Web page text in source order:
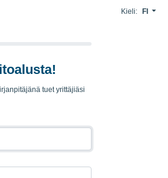
Kieli: FI
tuet yrittäjiäsi